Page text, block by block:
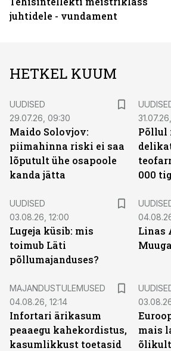
juhtidele - vundament
HETKEL KUUM
UUDISED
29.07.26, 09:30
Maido Solovjov:
piimahinna riski ei saa
lõputult ühe osapoole
kanda jätta
Põllul
000
UUDISED
03.08.26, 12:00
Lugeja küsib: mis
toimub Läti
põllumajanduses?
Linas
MAJANDUSTULEMUSED
04.08.26, 12:14
Infortari ärikasum
peaaegu kahekordistus,
kasumlikkust toetasid
mais